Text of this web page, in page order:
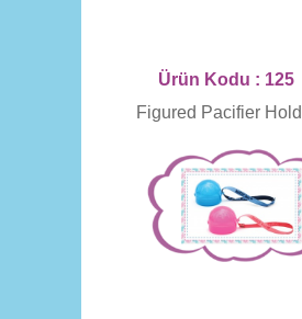
Ürün Kodu : 125
Figured Pacifier